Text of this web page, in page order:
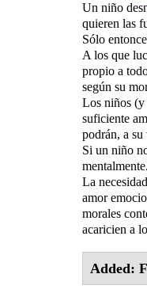
Un niño
quieren las
Sólo
A los que
propio a
según su
Los niños (y
suficiente
podrán, a
Si un niño
La
amor
morales
acaricien a
Added: